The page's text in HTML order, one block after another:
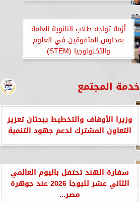
أزمة تواجه طلاب الثانوية العامة
بمدارس المتفوقين في العلوم
والتكنولوجيا (STEM)
خدمة المجتمع
وزيرا الأوقاف والتخطيط يبحثان تعزيز
التعاون المشترك لدعم جهود التنمية
سفارة الهند تحتفل باليوم العالمي
الثاني عشر لليوجا 2026 عند جوهرة
مصر...